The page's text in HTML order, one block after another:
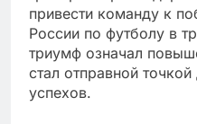
привести команду к
России по футболу в
триумф означал
стал отправной
успехов.